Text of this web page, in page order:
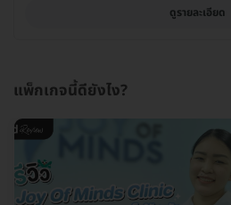
ดูรายละเอียด
แพ็กเกจนี้ดียังไง?